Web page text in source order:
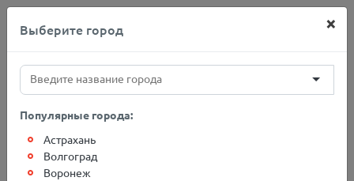
+7(812)767-20-27
Главная О компании
Выберите город ×
Популярные города:
Астрахань
Волгоград
Воронеж